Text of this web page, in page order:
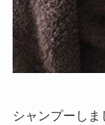
シャンプーしま